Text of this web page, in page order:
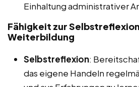
Einhaltung administrativer
Fähigkeit zur
Weiterbildung
Selbstreflexion:
das eigene Handeln